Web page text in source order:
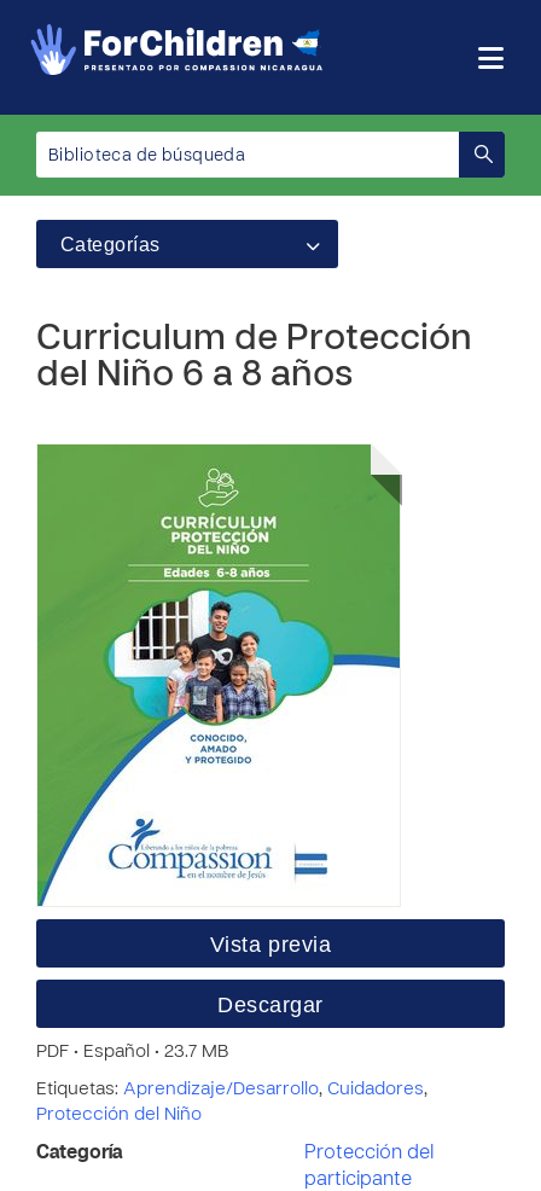
Categorías
Curriculum de Protección
del Niño 6 a 8 años
Vista previa
Descargar
PDF • Español • 23.7 MB
Etiquetas: Aprendizaje/Desarrollo, Cuidadores,
Protección del Niño
Categoría
Protección del
participante